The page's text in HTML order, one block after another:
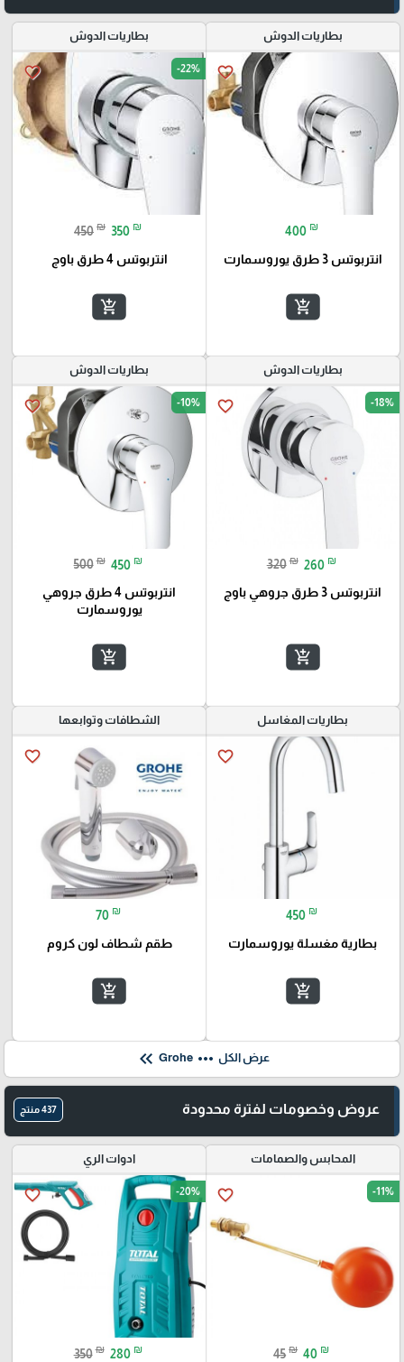
بطاريات الدوش
favorite_border
400 ₪
انتربوتس 3 طرق يوروسمارت
add_shopping_cart
بطاريات الدوش
favorite_border -22%
450 ₪ 350 ₪
انتربوتس 4 طرق باوج
add_shopping_cart
بطاريات الدوش
favorite_border -18%
320 ₪ 260 ₪
انتربوتس 3 طرق جروهي باوج
add_shopping_cart
بطاريات الدوش
favorite_border -10%
500 ₪ 450 ₪
انتربوتس 4 طرق جروهي
يوروسمارت
add_shopping_cart
بطاريات المغاسل
favorite_border
450 ₪
بطارية مغسلة يوروسمارت
add_shopping_cart
الشطافات وتوابعها
favorite_border
70 ₪
طقم شطاف لون كروم
add_shopping_cart
عرض الكل more_horiz
Grohe
keyboard_double_arrow_left
عروض وخصومات لفترة محدودة 437 منتج
المحابس والصمامات
favorite_border -11%
45 ₪ 40 ₪
ادوات الري
favorite_border -20%
350 ₪ 280 ₪